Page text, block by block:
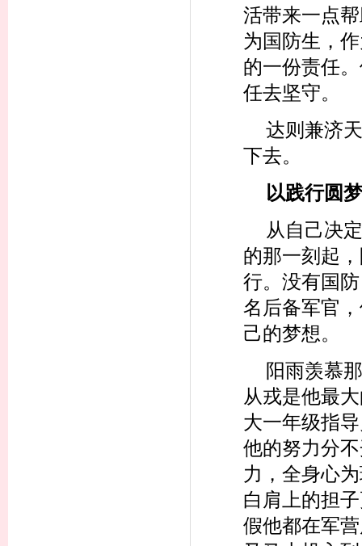
活带来一点
为国防生，
的一份责任
任去坚守。
达则兼济
下去。
以践行圆
从自己决
的那一刻起
行。没有国
名后备军官
己的梦想。
阳雨羡慕
从戎是他最
大一年级指
他的努力分
力，全身心
白肩上的担
假他都在军